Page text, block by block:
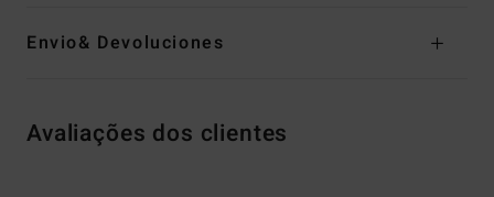
Envio& Devoluciones
Avaliações dos clientes